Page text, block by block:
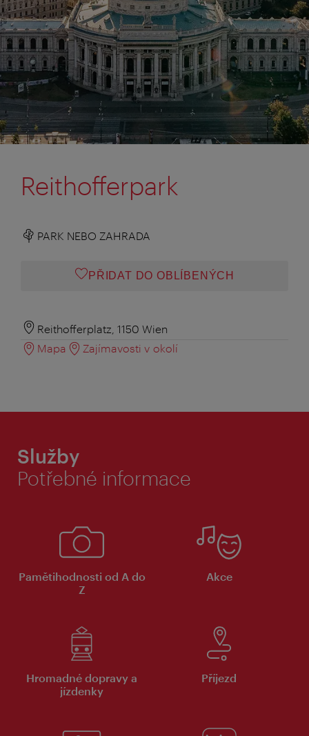
Reithofferpark
PARK NEBO ZAHRADA
PŘIDAT DO OBLÍBENÝCH
Reithofferplatz, 1150 Wien
Mapa
Zajímavosti v okolí
Služby
Potřebné informace
Pamětihodnosti od A do
Z
Akce
Hromadné dopravy a
jízdenky
Příjezd